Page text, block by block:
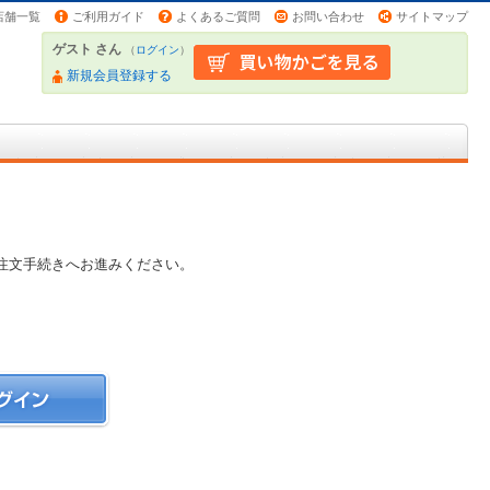
舗一覧 ご利用ガイド よくあるご質問 お問い合わせ サイトマップ
ゲスト さん （ログイン）
新規会員登録する
手続きへお進みください。